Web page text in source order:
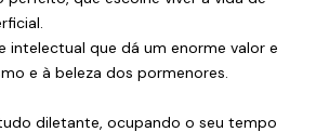
intelectual que dá um enorme valor e
e à beleza dos pormenores.
diletante, ocupando o seu tempo